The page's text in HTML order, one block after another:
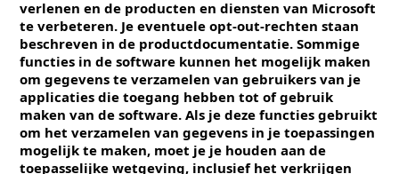
verlenen en de producten en diensten van Microsoft
te verbeteren. Je eventuele opt-out-rechten staan
beschreven in de productdocumentatie. Sommige
functies in de software kunnen het mogelijk maken
om gegevens te verzamelen van gebruikers van je
applicaties die toegang hebben tot of gebruik
maken van de software. Als je deze functies gebruikt
om het verzamelen van gegevens in je toepassingen
mogelijk te maken, moet je je houden aan de
toepasselijke wetgeving, inclusief het verkrijgen